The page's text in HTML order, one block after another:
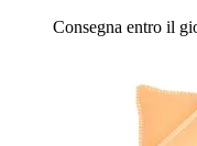
Consegna entro il